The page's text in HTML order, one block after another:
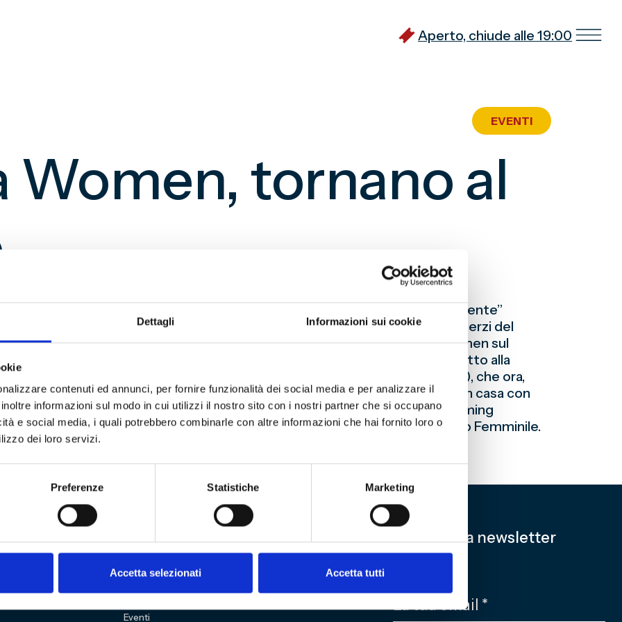
Dettagli Informazioni sui cookie
contenuti ed annunci, per fornire funzionalità dei social media e per analizzare il
informazioni sul modo in cui utilizzi il nostro sito con i nostri partner che si occupano
e social media, i quali potrebbero combinarle con altre informazioni che hai fornito loro o
dei loro servizi.
Preferenze Statistiche Marketing
Accetta selezionati Accetta tutti
Aperto, chiude alle 19:00
EVENTI
Women, tornano al
B femminile il Genoa Women è stato su ventisette giornate “virtualmente”
seconda all’ottava, all’undicesima e alla ventiseiesima), cioè per i due terzi del
rocambolesca vittoria (3-2) al 54′ della ripresa della capolista Ternana Women sul
in virtù della favorevole “classifica avulsa negli scontri diretti” rispetto alla
le squadre accomunate dai colori sociali rossoblù hanno 57 punti), che ora,
dovrà difendere, conquistando tre vittorie nelle ultime tre partite, le due in casa con
Gambino” di Arenzano, domenica 4 maggio, ore 15,00 – con diretta streaming
Femminile, inframmezzate dalla trasferta in casa dell’Orobica Bergamo Femminile.
l’Hellas Verona Women
Sitemap
VISITA
Eventi
Iscriviti alla newsletter